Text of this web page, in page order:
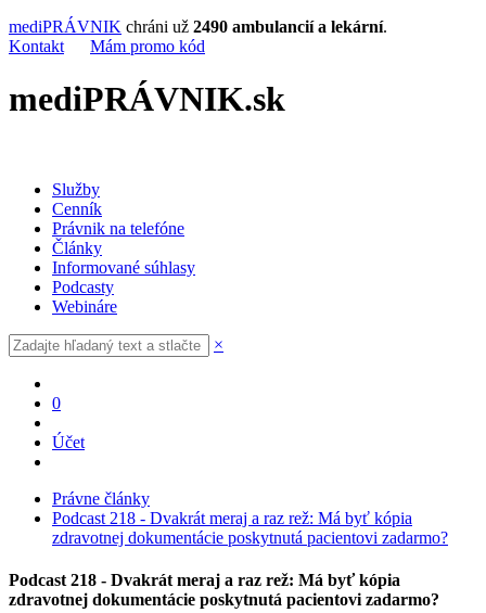
mediPRÁVNIK chráni už 2490 ambulancií a lekární.
Kontakt
Mám promo kód
mediPRÁVNIK.sk
Služby
Cenník
Právnik na telefóne
Články
Informované súhlasy
Podcasty
Webináre
×
0
Účet
Právne články
Podcast 218 - Dvakrát meraj a raz rež: Má byť kópia
zdravotnej dokumentácie poskytnutá pacientovi zadarmo?
Podcast 218 - Dvakrát meraj a raz rež: Má byť kópia
zdravotnej dokumentácie poskytnutá pacientovi zadarmo?